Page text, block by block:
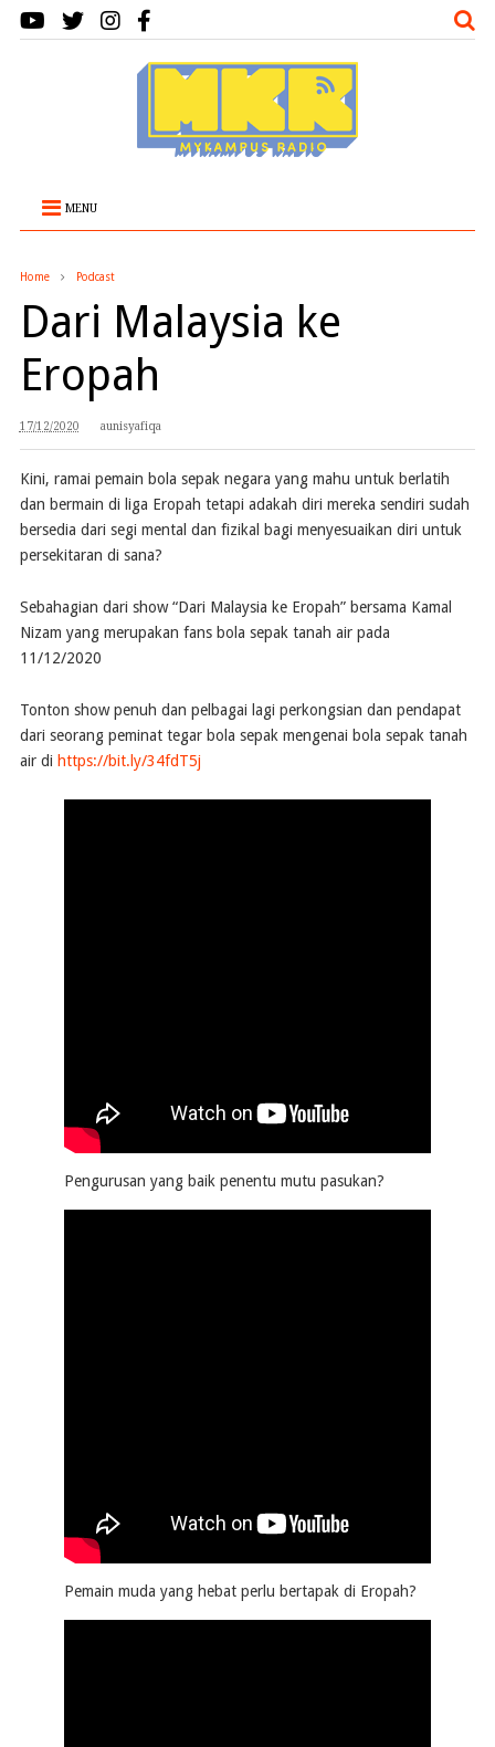
MENU
Home Podcast
Dari Malaysia ke
Eropah
17/12/2020 aunisyafiqa
Kini, ramai pemain bola sepak negara yang mahu untuk berlatih
dan bermain di liga Eropah tetapi adakah diri mereka sendiri sudah
bersedia dari segi mental dan fizikal bagi menyesuaikan diri untuk
persekitaran di sana?
Sebahagian dari show “Dari Malaysia ke Eropah” bersama Kamal
Nizam yang merupakan fans bola sepak tanah air pada
11/12/2020
Tonton show penuh dan pelbagai lagi perkongsian dan pendapat
dari seorang peminat tegar bola sepak mengenai bola sepak tanah
air di https://bit.ly/34fdT5j
Pengurusan yang baik penentu mutu pasukan?
Pemain muda yang hebat perlu bertapak di Eropah?